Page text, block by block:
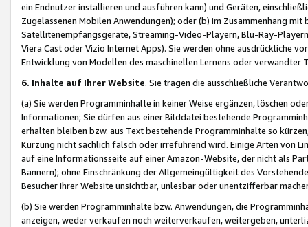
ein Endnutzer installieren und ausführen kann) und Geräten,
Zugelassenen Mobilen Anwendungen); oder (b) im Zusammenhang
Satellitenempfangsgeräte, Streaming-Video-Playern, Blu-Ray-
Viera Cast oder Vizio Internet Apps). Sie werden ohne ausdrückliche
Entwicklung von Modellen des maschinellen Lernens oder
6. Inhalte auf Ihrer Website. Sie tragen die ausschließliche
(a) Sie werden Programminhalte in keiner Weise ergänzen, löschen
Informationen; Sie dürfen aus einer Bilddatei bestehende
erhalten bleiben bzw. aus Text bestehende Programminhalte so
Kürzung nicht sachlich falsch oder irreführend wird. Einige Arten von
auf eine Informationsseite auf einer Amazon-Website, der nicht als
Bannern); ohne Einschränkung der Allgemeingültigkeit des
Besucher Ihrer Website unsichtbar, unlesbar oder unentzifferbar
(b) Sie werden Programminhalte bzw. Anwendungen, die
anzeigen, weder verkaufen noch weiterverkaufen, weitergeben,